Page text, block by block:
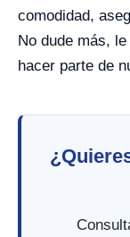
comodidad,
No dude más,
hacer parte de